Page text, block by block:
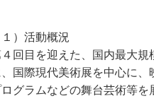
１）活動概況
回目を迎えた、国内最大
、国際現代美術展を中心に
ログラムなどの舞台芸術等